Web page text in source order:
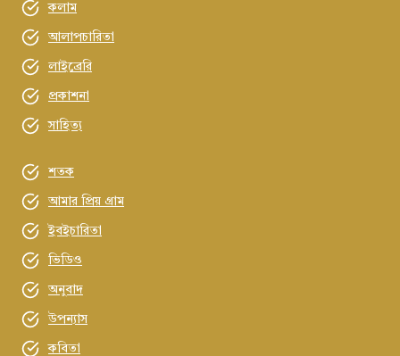
কলাম
আলাপচারিতা
লাইব্রেরি
প্রকাশনা
সাহিত্য
শতক
আমার প্রিয় গ্রাম
ইবইচারিতা
ভিডিও
অনুবাদ
উপন্যাস
কবিতা